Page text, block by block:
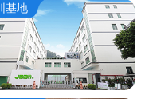
基地